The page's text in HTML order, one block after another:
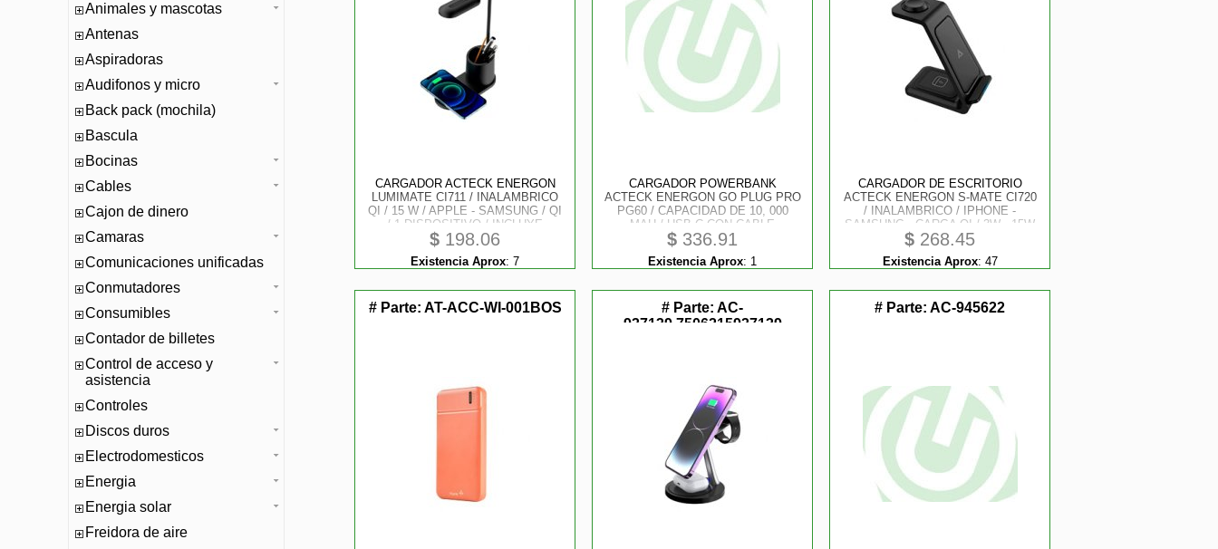
Animales y mascotas
Antenas
Aspiradoras
Audifonos y micro
Back pack (mochila)
Bascula
Bocinas
Cables
Cajon de dinero
Camaras
Comunicaciones unificadas
Conmutadores
Consumibles
Contador de billetes
Control de acceso y
asistencia
Controles
Discos duros
Electrodomesticos
Energia
Energia solar
Freidora de aire
CARGADOR ACTECK ENERGON
LUMIMATE CI711 / INALAMBRICO
QI / 15 W / APPLE - SAMSUNG / QI
/ 1 DISPOSITIVO / INCLUYE
LAMPARA / NEGRO / AC-937184
$ 198.06
Existencia Aprox: 7
CARGADOR POWERBANK
ACTECK ENERGON GO PLUG PRO
PG60 / CAPACIDAD DE 10, 000
MAH / USB-C CON CABLE
INTEGRADO 22.5 W / ULTRA
COMPACTO Y LIGERO / 3C
STANDARD / ELITE SERIES /
$ 336.91
Existencia Aprox: 1
CARGADOR DE ESCRITORIO
ACTECK ENERGON S-MATE CI720
/ INALAMBRICO / IPHONE -
SAMSUNG - CARGA QI / 3W - 15W
/ PARA 3 DISPOSITIVOS /
CONEXION USB C / NEGRO / AC-
937153
$ 268.45
Existencia Aprox: 47
# Parte: AT-ACC-WI-001BOS # Parte:AC-
937139,7506215937139
# Parte:AC-945622